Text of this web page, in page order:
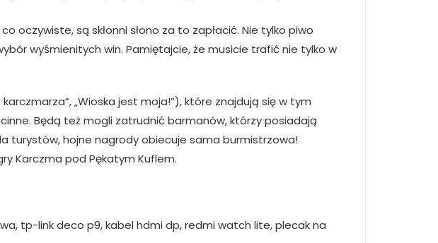
oczywiste, są skłonni słono za to zapłacić. Nie tylko piwo
wyśmienitych win. Pamiętajcie, że musicie trafić nie tylko w
„Wioska jest moja!”), które znajdują się w tym
Będą też mogli zatrudnić barmanów, którzy posiadają
turystów, hojne nagrody obiecuje sama burmistrzowa!
Karczma pod Pękatym Kuflem.
tp-link deco p9, kabel hdmi dp, redmi watch lite, plecak na